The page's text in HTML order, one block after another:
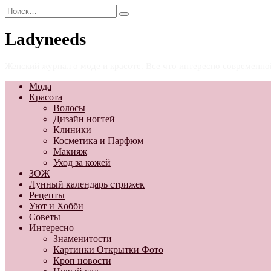
Перейти
к
содержанию
Search
for:
Ladyneeds
Мода
Красота
Волосы
Дизайн ногтей
Клиники
Косметика и Парфюм
Макияж
Уход за кожей
ЗОЖ
Лунный календарь стрижек
Рецепты
Уют и Хобби
Советы
Интересно
Знаменитости
Картинки Открытки Фото
Кроп новости